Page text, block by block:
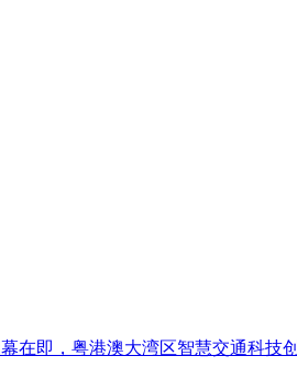
港澳大湾区智慧交通科技创新大会暨